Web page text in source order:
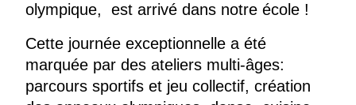
olympique, est arrivé dans notre école !
Cette journée exceptionnelle a été
marquée par des ateliers multi-âges:
parcours sportifs et jeu collectif, création